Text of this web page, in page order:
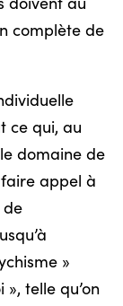
doivent au
complète de
ce qui, au
domaine de
faire appel à
de
»
», telle qu’on